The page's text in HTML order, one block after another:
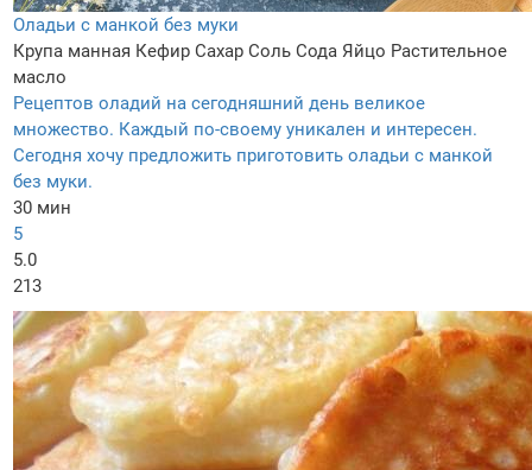
Оладьи с манкой без муки
Крупа манная Кефир Сахар Соль Сода Яйцо Растительное
масло
Рецептов оладий на сегодняшний день великое
множество. Каждый по-своему уникален и интересен.
Сегодня хочу предложить приготовить оладьи с манкой
без муки.
30 мин
5
5.0
213